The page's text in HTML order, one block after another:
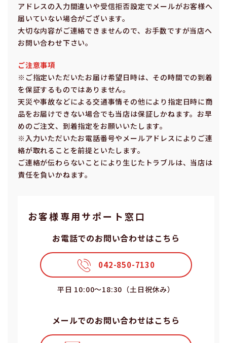
アドレスの⼊⼒間違いや受信拒否設定でメールがお客様へ
届いていない場合がございます。
⼤切な内容がご連絡できませんので、お⼿数ですが当店へ
お問い合わせ下さい。
ご注意事項
※ご指定いただいたお届け希望⽇時は、その時間での到着
を保証するものではありません。
天災や事故などによる交通事情その他により指定⽇時に商
品をお届けできない場合でも当店は保証しかねます。お早
めのご注⽂、到着指定をお願いいたします。
※⼊⼒いただいたお電話番号やメールアドレスによりご連
絡が取れることを前提といたします。
ご連絡が伝わらないことにより⽣じたトラブルは、当店は
責任を負いかねます。
お客様専⽤サポート窓⼝
お電話でのお問い合わせはこちら
042-850-7130
平⽇ 10:00〜18:30（⼟⽇祝休み）
メールでのお問い合わせはこちら